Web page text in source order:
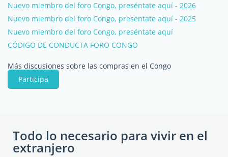
Nuevo miembro del foro Congo, preséntate aquí - 2026
Nuevo miembro del foro Congo, preséntate aquí - 2025
Nuevo miembro del foro Congo, preséntate aquí
CÓDIGO DE CONDUCTA FORO CONGO
Más discusiones sobre las compras en el Congo
Participa
Todo lo necesario para vivir en el
extranjero